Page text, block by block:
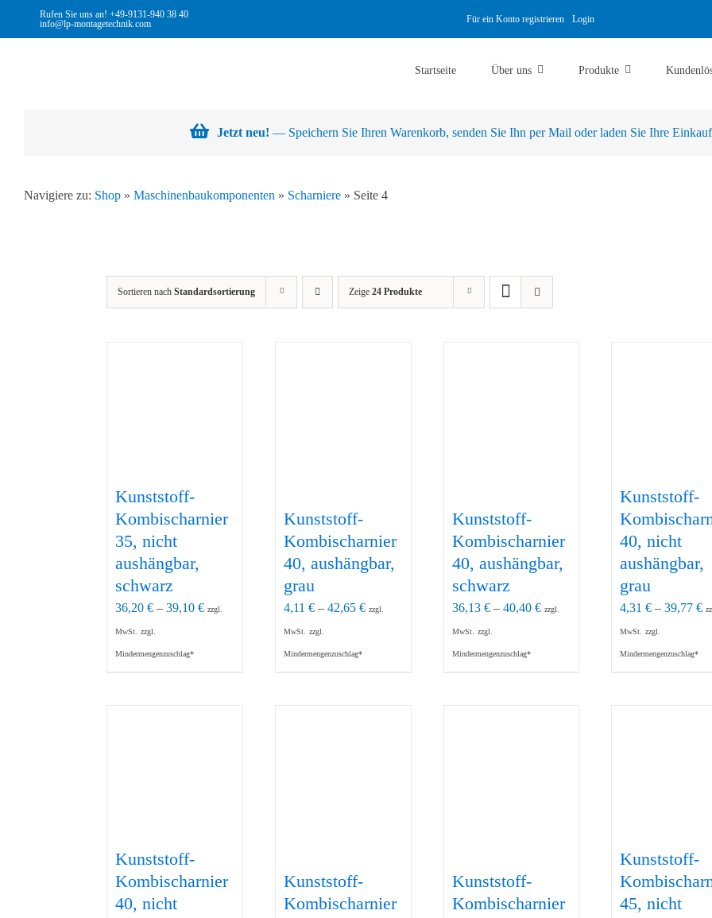
Rufen Sie uns an! +49-9131-940 38 40
info@lp-montagetechnik.com
Für ein Konto registrieren Login
Startseite Über uns Produkte
Jetzt neu! — Speichern Sie Ihren Warenkorb, senden Sie Ihn per Mail oder laden Sie Ihre
Navigiere zu: Shop» Maschinenbaukomponenten » Scharniere» Seite 4
Sortieren nachStandardsortierung Zeige24 Produkte
Kunststoff-
Kombischarnier
35, nicht
aushängbar,
schwarz
36,20€ –39,10€ zzgl.
MwSt. zzgl.
Mindermengenzuschlag*
Kunststoff-
Kombischarnier
40, aushängbar,
grau
4,11 € – 42,65 € zzgl.
MwSt. zzgl.
Mindermengenzuschlag*
Kunststoff-
Kombischarnier
40, aushängbar,
schwarz
36,13 €– 40,40 € zzgl.
MwSt. zzgl.
Mindermengenzuschlag*
Kunststoff-
40, nicht
aushängbar,
grau
4,31€ –39,77€
MwSt. zzgl.
Mindermengenzuschlag*
Kunststoff-
Kombischarnier
40, nicht
Kunststoff-
Kombischarnier
Kunststoff-
Kombischarnier
Kunststoff-
45, nicht